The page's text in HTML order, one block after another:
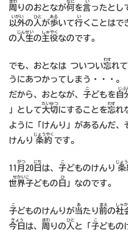
周
まわ
りのおとなが何
なに
を言
い
ったとし
以外
いがい
の 人
ひと
が歩
ある
いて行
い
くことはで
の 人生
じんせい
の主役
しゅやく
なのです。
でも、おとなは ついつい忘
わす
れて
うにあつかってしまう・・・。
だから、おとなが、 子
こ
どもを 自
じぶ
」として大切
たいせつ
にすることを忘
わす
れ
ように「けんり」があるんだ、
けんり 条約
じょうやく
です。
11 月
がつ
20 日
にち
は、 子
こ
どものけんり 条
じょ
世界子
せかいこ
どもの 日
ひ
」なのです。
子
こ
どものけんりが当
あ
たり前
まえ
の社
しゃ
今日
きょう
は、 周
まわ
りの 人
ひと
と「 子
こ
どもの